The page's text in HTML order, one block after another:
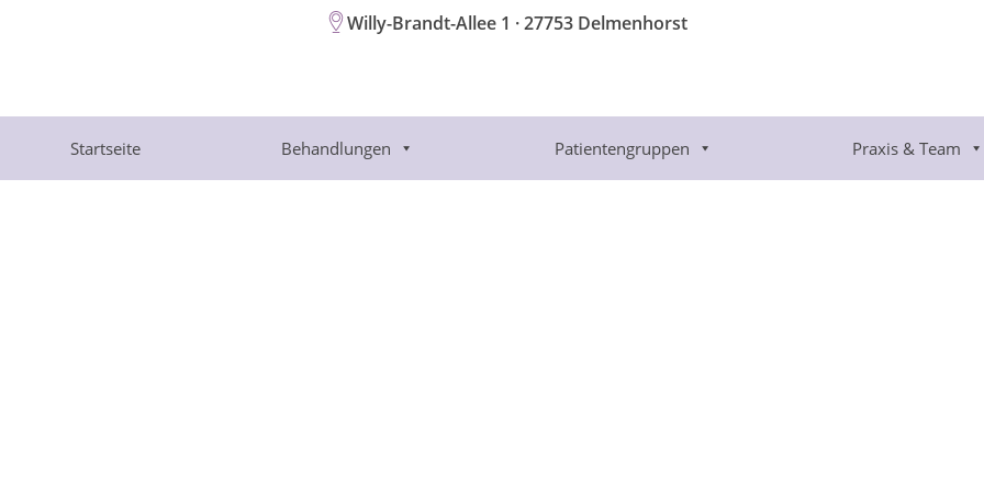
Willy-Brandt-Allee 1 · 27753 Delmenhorst
Startseite Behandlungen Patientengruppen Praxis & Team